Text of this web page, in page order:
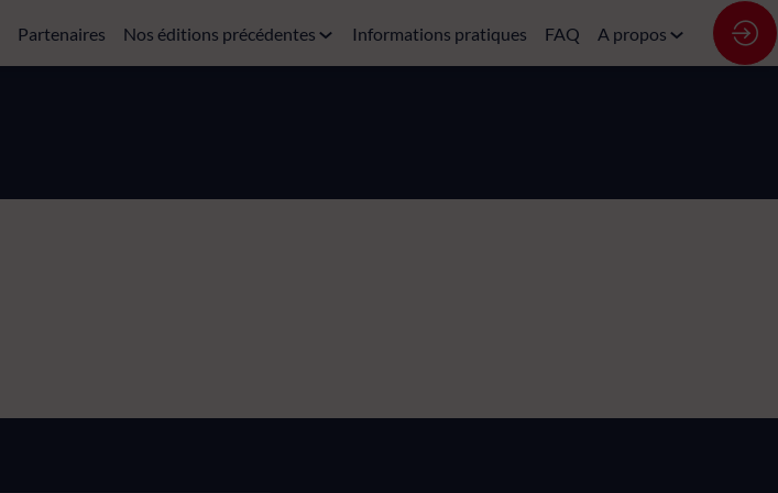
Partenaires Nos éditions précédentes Informations pratiques FAQ A propos